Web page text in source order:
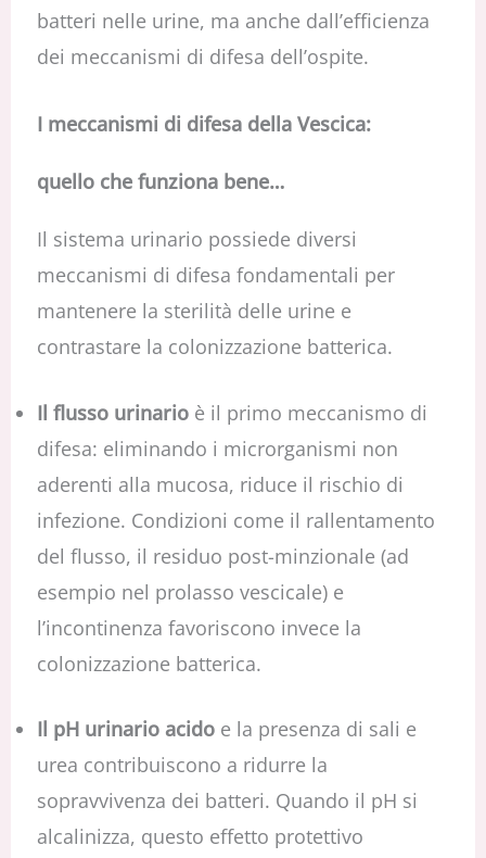
batteri nelle urine, ma anche dall’efficienza
dei meccanismi di difesa dell’ospite.
I meccanismi di difesa della Vescica:
quello che funziona bene…
Il sistema urinario possiede diversi
meccanismi di difesa fondamentali per
mantenere la sterilità delle urine e
contrastare la colonizzazione batterica.
Il flusso urinarioè il primo meccanismo di
difesa: eliminando i microrganismi non
aderenti alla mucosa, riduce il rischio di
infezione. Condizioni come il rallentamento
del flusso, il residuo post-minzionale (ad
esempio nel prolasso vescicale) e
l’incontinenza favoriscono invece la
colonizzazione batterica.
Il pH urinario acidoe la presenza di sali e
urea contribuiscono a ridurre la
sopravvivenza dei batteri. Quando il pH si
alcalinizza, questo effetto protettivo